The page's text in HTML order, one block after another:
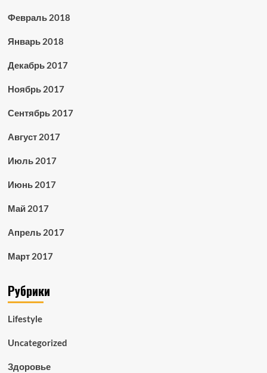
Февраль 2018
Январь 2018
Декабрь 2017
Ноябрь 2017
Сентябрь 2017
Август 2017
Июль 2017
Июнь 2017
Май 2017
Апрель 2017
Март 2017
Рубрики
Lifestyle
Uncategorized
Здоровье